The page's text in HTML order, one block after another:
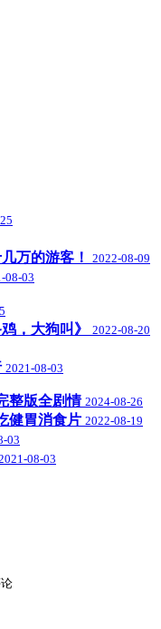
万的游客！ 2022-08-09
08-03
，大狗叫》 2022-08-20
2021-08-03
整版全剧情 2024-08-26
健胃消食片 2022-08-19
03
08-03